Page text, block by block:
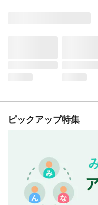
ピックアップ特集